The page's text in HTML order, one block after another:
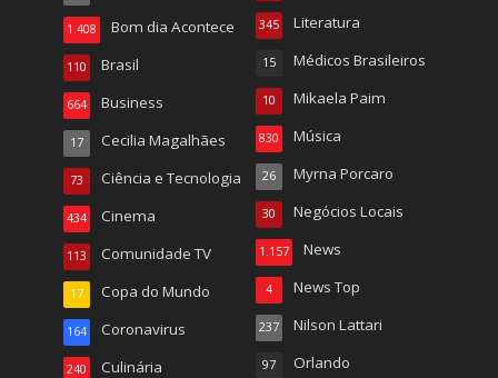
Bom dia Acontece
1.408
Brasil
110
Business
664
Cecilia Magalhães
17
Ciência e Tecnologia
73
Cinema
434
Comunidade TV
113
Copa do Mundo
17
Coronavirus
164
Culinária
240
Literatura
345
Médicos Brasileiros
15
Mikaela Paim
10
Música
830
Myrna Porcaro
26
Negócios Locais
30
News
1.157
News Top
4
Nilson Lattari
237
Orlando
97